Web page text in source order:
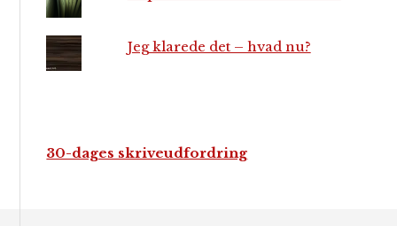
Jeg klarede det – hvad nu?
30-dages skriveudfordring